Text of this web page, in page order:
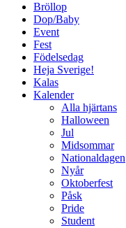
Bröllop
Dop/Baby
Event
Fest
Födelsedag
Heja Sverige!
Kalas
Kalender
Alla hjärtans
Halloween
Jul
Midsommar
Nationaldagen
Nyår
Oktoberfest
Påsk
Pride
Student